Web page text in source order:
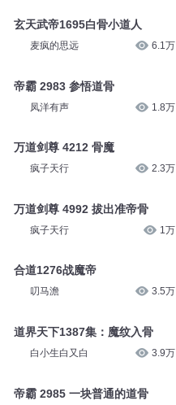
玄天武帝1695白骨小道人
麦疯的思远 6.1万
帝霸 2983 参悟道骨
凤洋有声 1.8万
万道剑尊 4212 骨魔
疯子天行 2.3万
万道剑尊 4992 拔出准帝骨
疯子天行 1万
合道1276战魔帝
叨马澹 3.5万
道界天下1387集：魔纹入骨
白小生白又白 3.9万
帝霸 2985 一块普通的道骨